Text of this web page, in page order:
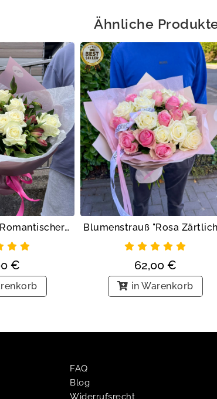
Ähnliche
Blumenstrauß "Romantischer Garten"
€ 62,00 €
in Warenkorb
FAQ
Blog
Widerrufsrecht